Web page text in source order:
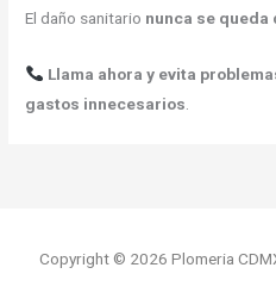
El daño sanitario nunca se queda
Llama ahora y evita
gastos innecesarios
Copyright © 2026 Plomeria